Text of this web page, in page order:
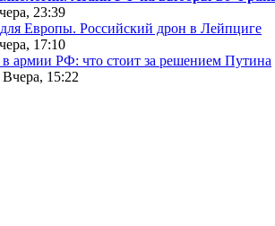
23:39
Европы. Российский дрон в Лейпциге
17:10
армии РФ: что стоит за решением Путина
15:22